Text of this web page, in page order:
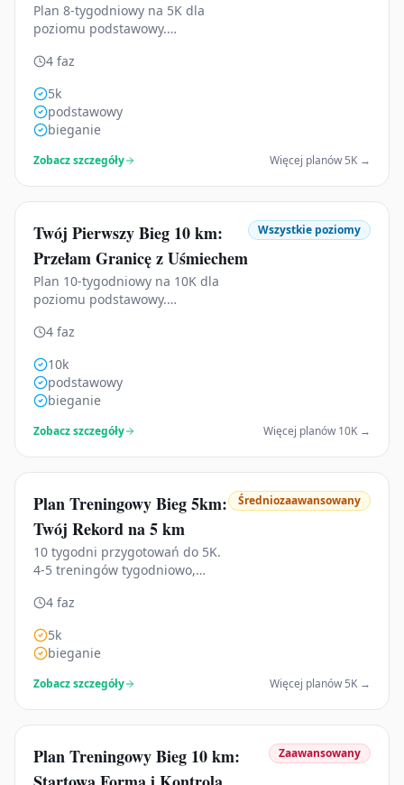
Plan 8-tygodniowy na 5K dla
poziomu podstawowy.
tygodniowe cele i gotowość na
start.
4 faz
5k
podstawowy
bieganie
Zobacz szczegóły Więcej planów5K →
Twój Pierwszy Bieg 10 km:
Przełam Granicę z Uśmiechem
Plan 10-tygodniowy na 10K dla
poziomu podstawowy.
tygodniowe cele i gotowość na
start.
Wszystkie poziomy
4 faz
10k
podstawowy
bieganie
Zobacz szczegóły Więcej planów10K →
Plan Treningowy Bieg 5km:
Twój Rekord na 5 km
10 tygodni przygotowań do 5K.
4-5 treningów tygodniowo,
bezpieczny progres pod
bezpieczne ukończenie 5 km
lub poprawa czasu na tym
dystansie.
Średniozaawansowany
4 faz
5k
bieganie
Zobacz szczegóły Więcej planów5K →
Plan Treningowy Bieg 10 km:
Zaawansowany